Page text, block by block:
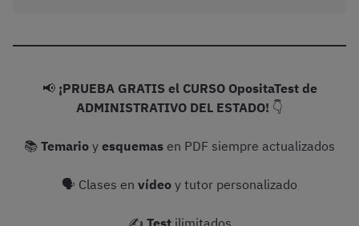
📢 ¡PRUEBA GRATIS el CURSO OpositaTest de
ADMINISTRATIVO DEL ESTADO! 👇
📚 Temario y esquemas en PDF siempre actualizados
🗣 Clases en vídeo y tutor personalizado